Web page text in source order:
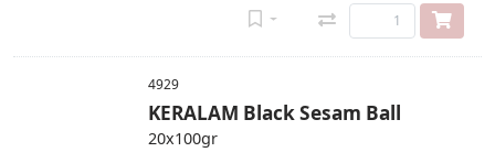
4929
KERALAM Black Sesam Ball
20x100gr